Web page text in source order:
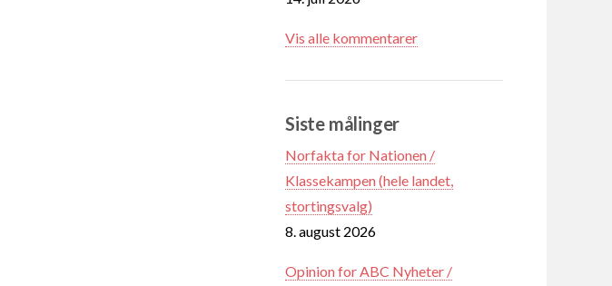
Vis alle kommentarer
Siste målinger
Norfakta for Nationen /
Klassekampen (hele landet,
stortingsvalg)
8. august 2026
Opinion for ABC Nyheter /